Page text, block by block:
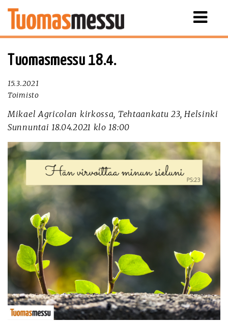
Näytä
Tuomasmessu 18.4.
15.3.2021
Toimisto
Mikael Agricolan kirkossa, Tehtaankatu 23, Helsinki
Sunnuntai 18.04.2021 klo 18:00